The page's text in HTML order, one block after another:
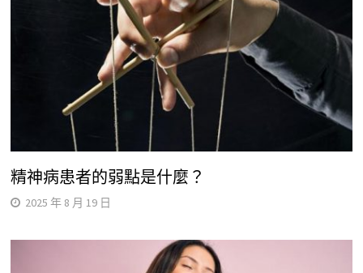
精神病患者的弱點是什麼？
2025 年 8 月 19 日